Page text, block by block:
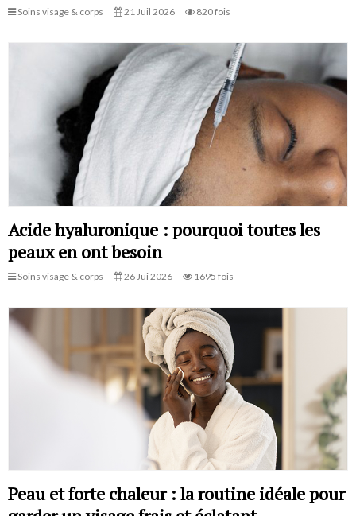
Soins visage & corps 21 Juil 2026 820 fois
Acide hyaluronique : pourquoi toutes les
peaux en ont besoin
Soins visage & corps 26 Jui 2026 1695 fois
Peau et forte chaleur : la routine idéale pour